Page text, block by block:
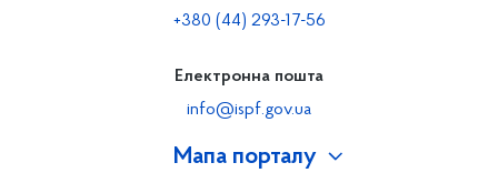
Мапа порталу
+380 (44) 293-17-56
Електронна пошта
info@ispf.gov.ua